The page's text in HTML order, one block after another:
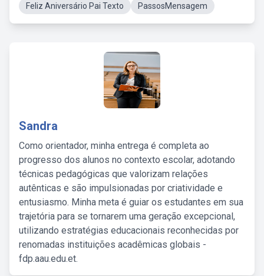
Feliz Aniversário Pai Texto
PassosMensagem
Sandra
Como orientador, minha entrega é completa ao
progresso dos alunos no contexto escolar, adotando
técnicas pedagógicas que valorizam relações
autênticas e são impulsionadas por criatividade e
entusiasmo. Minha meta é guiar os estudantes em sua
trajetória para se tornarem uma geração excepcional,
utilizando estratégias educacionais reconhecidas por
renomadas instituições acadêmicas globais -
fdp.aau.edu.et.